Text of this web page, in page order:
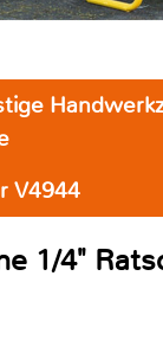
V4944
1/4"